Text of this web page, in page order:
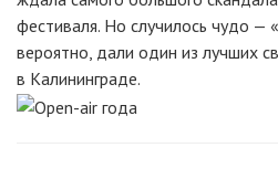
фестиваля. Но случилось чудо —
вероятно, дали один из лучших
в Калининграде.